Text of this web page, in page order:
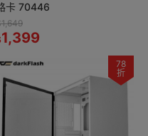
卡 70446
1,399
78
折